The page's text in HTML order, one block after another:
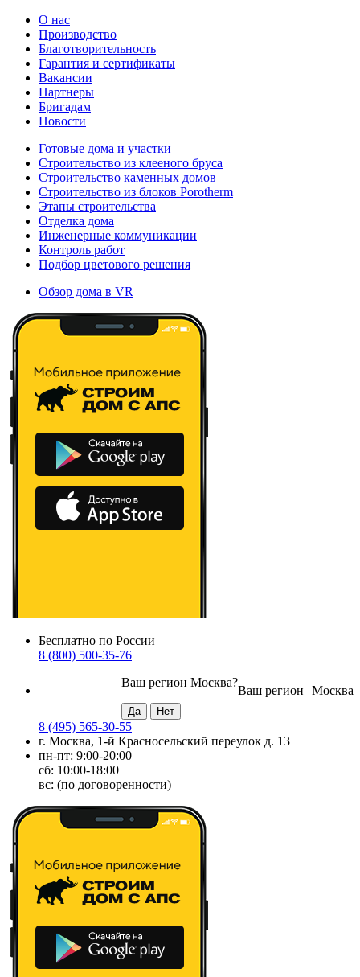
О нас
Производство
Благотворительность
Гарантия и сертификаты
Вакансии
Партнеры
Бригадам
Новости
Готовые дома и участки
Строительство из клееного бруса
Строительство каменных домов
Строительство из блоков Porotherm
Этапы строительства
Отделка дома
Инженерные коммуникации
Контроль работ
Подбор цветового решения
Обзор дома в VR
Бесплатно по России
8 (800) 500-35-76
Москва
Ваш регион
Ваш регион Москва?
8 (495) 565-30-55
г. Москва, 1-й Красносельский переулок д. 13
пн-пт: 9:00-20:00
сб: 10:00-18:00
вс: (по договоренности)